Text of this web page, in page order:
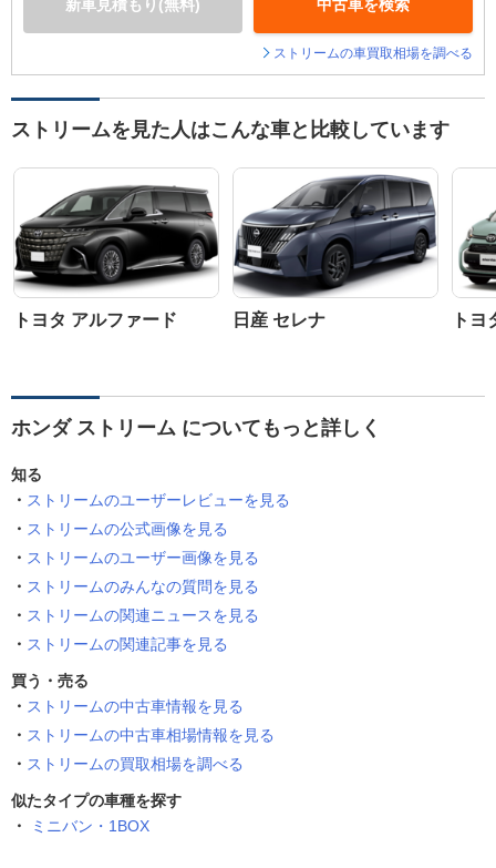
新車見積もり(無料) 中古車を検索
ストリームの車買取相場を調べる
ストリームを見た人はこんな車と比較しています
トヨタ アルファード 日産 セレナ ト
ホンダ ストリーム についてもっと詳しく
知る
ストリームのユーザーレビューを見る
ストリームの公式画像を見る
ストリームのユーザー画像を見る
ストリームのみんなの質問を見る
ストリームの関連ニュースを見る
ストリームの関連記事を見る
買う・売る
ストリームの中古車情報を見る
ストリームの中古車相場情報を見る
ストリームの買取相場を調べる
似たタイプの車種を探す
ミニバン・1BOX